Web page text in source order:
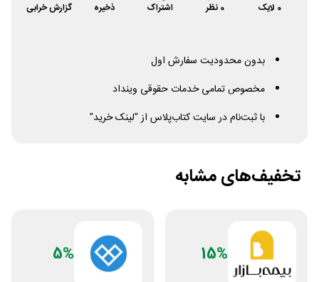
0 لایک 0 نظر اشتراک ذخیره گزارش خرابی
بدون محدودیت سفارش اول
مخصوص تمامی خدمات حقوقی وینداد
با ثبت‌نام در سایت کتاب‌پلاس از "لینک خرید"
تخفیف‌های مشابه
15%
5%